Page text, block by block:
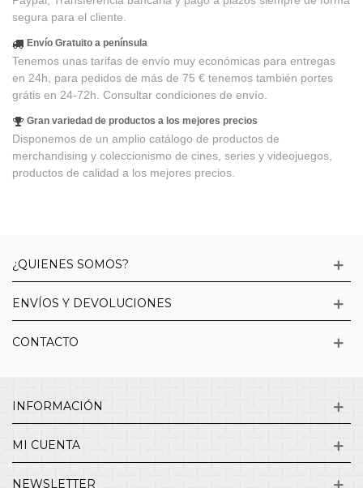
segura para el cliente.
Envío Gratuito a península
Tenemos unas tarifas de envío muy económicas para entregas
en 24h, para pedidos de más de 75 € tenemos también portes
grátis en 24-72h. Consultar condiciones de envío.
Gran variedad de productos a los mejores precios
Disponemos de un amplio catálogo de productos de
merchandising y coleccionismo de cines, series y videojuegos,
productos de calidad a los mejores precios.
¿QUIENES SOMOS?
ENVÍOS Y DEVOLUCIONES
CONTACTO
INFORMACIÓN
MI CUENTA
NEWSLETTER